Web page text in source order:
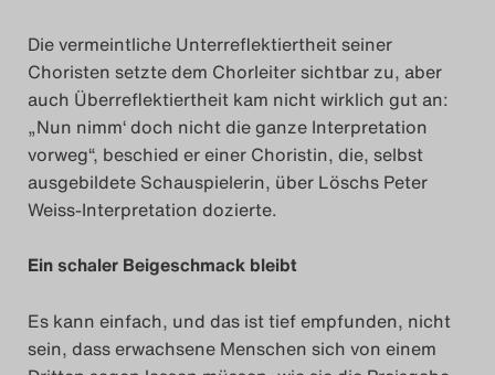
2022
Das Theatertreffen-Blog
2023
Das Theatertreffen-Blog
2024
Das Theatertreffen-Blog
2025
Die vermeintliche Unterreflektiertheit seiner
Choristen setzte dem Chorleiter sichtbar zu, aber
auch Überreflektiertheit kam nicht wirklich gut an:
„Nun nimm‘ doch nicht die ganze Interpretation
vorweg“, beschied er einer Choristin, die, selbst
ausgebildete Schauspielerin, über Löschs Peter
Weiss-Interpretation dozierte.
Ein schaler Beigeschmack bleibt
Es kann einfach, und das ist tief empfunden, nicht
sein, dass erwachsene Menschen sich von einem